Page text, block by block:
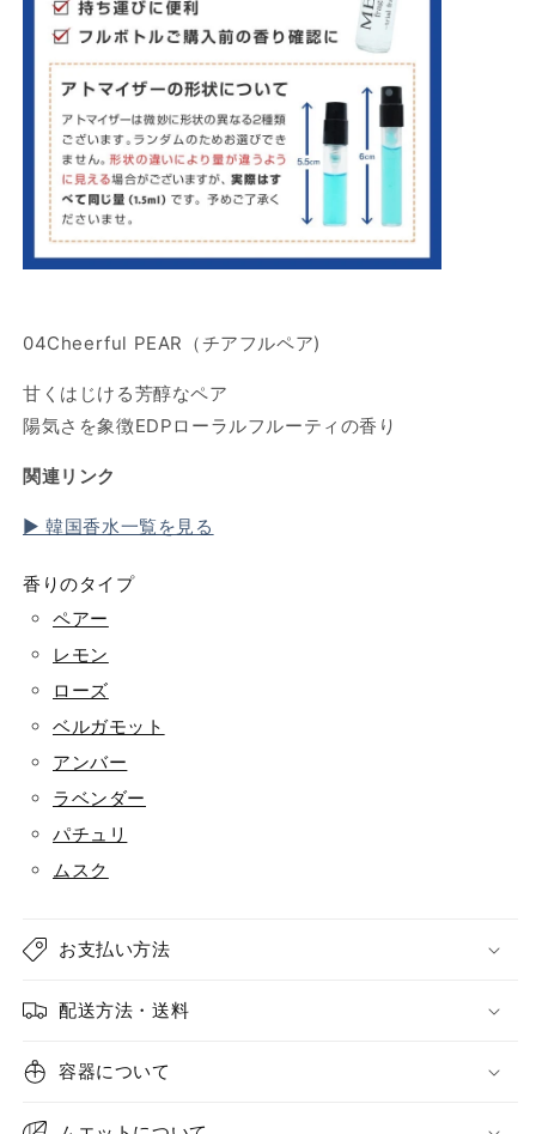
数
量
を
減
ら
す
数
量
を
増
や
す
04Cheerful PEAR（チアフルペア)
甘くはじける芳醇なペア
陽気さを象徴EDPローラルフルーティの香り
関連リンク
▶ 韓国香水一覧を見る
香りのタイプ
ペアー
レモン
ローズ
ベルガモット
アンバー
ラベンダー
パチュリ
ムスク
お支払い方法
配送方法・送料
容器について